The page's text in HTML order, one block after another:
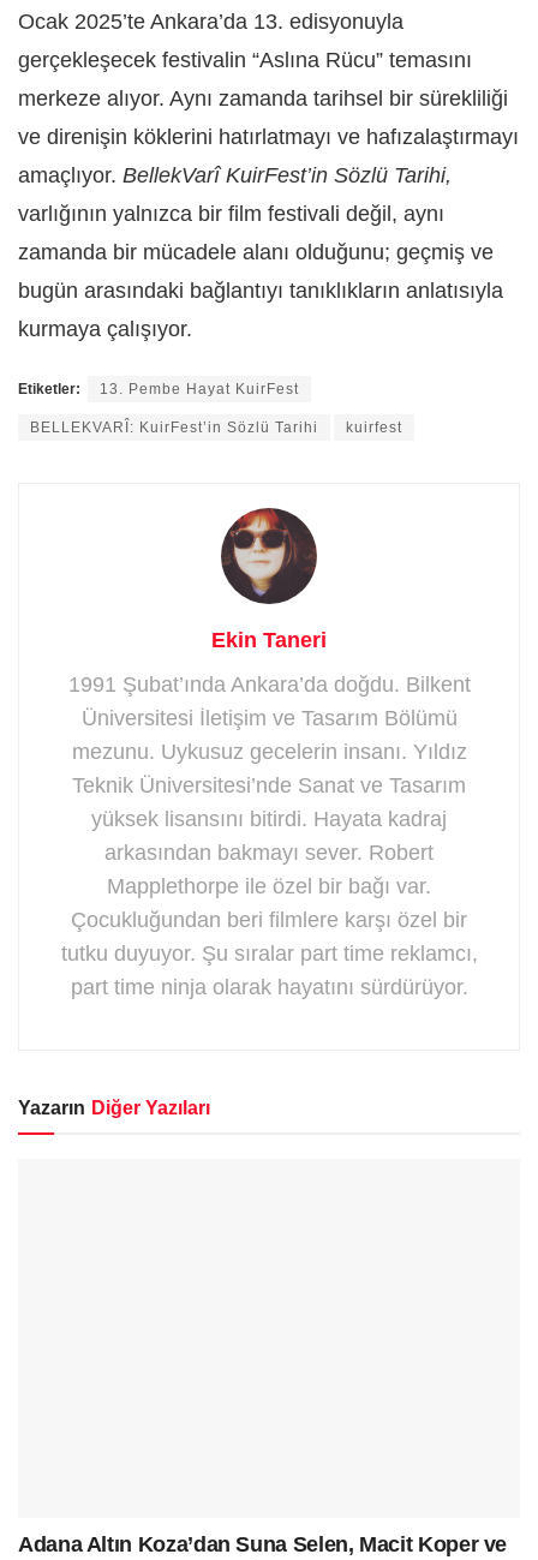
Ocak 2025’te Ankara’da 13. edisyonuyla
gerçekleşecek festivalin “Aslına Rücu” temasını
merkeze alıyor. Aynı zamanda tarihsel bir sürekliliği
ve direnişin köklerini hatırlatmayı ve hafızalaştırmayı
amaçlıyor. BellekVarî KuirFest’in Sözlü Tarihi,
varlığının yalnızca bir film festivali değil, aynı
zamanda bir mücadele alanı olduğunu; geçmiş ve
bugün arasındaki bağlantıyı tanıklıkların anlatısıyla
kurmaya çalışıyor.
Etiketler: 13. Pembe Hayat KuirFest
BELLEKVARÎ: KuirFest’in Sözlü Tarihi kuirfest
Ekin Taneri
1991 Şubat’ında Ankara’da doğdu. Bilkent
Üniversitesi İletişim ve Tasarım Bölümü
mezunu. Uykusuz gecelerin insanı. Yıldız
Teknik Üniversitesi’nde Sanat ve Tasarım
yüksek lisansını bitirdi. Hayata kadraj
arkasından bakmayı sever. Robert
Mapplethorpe ile özel bir bağı var.
Çocukluğundan beri filmlere karşı özel bir
tutku duyuyor. Şu sıralar part time reklamcı,
part time ninja olarak hayatını sürdürüyor.
Yazarın Diğer Yazıları
Adana Altın Koza’dan Suna Selen, Macit Koper ve